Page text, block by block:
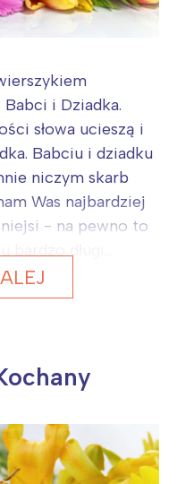
i Dziadka.
słowa ucieszą i
Babciu i dziadku
niczym skarb
Was najbardziej
- na pewno to